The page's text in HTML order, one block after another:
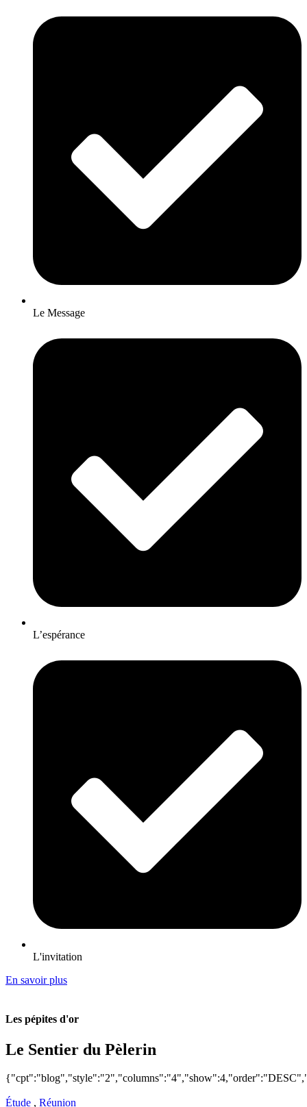
Le Message
L’espérance
L'invitation
En savoir plus
Les pépites d'or
Le Sentier du Pèlerin
Étude , Réunion